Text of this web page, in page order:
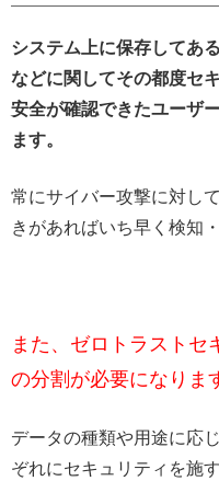
システム上に保存してあ
などに関してその都度セ
安全が確認できたユーザ
ます。
常にサイバー攻撃に対し
きがあればいち早く検知
また、ゼロトラストセ
の分割が必要になりま
データの種類や用途に応
ぞれにセキュリティを施